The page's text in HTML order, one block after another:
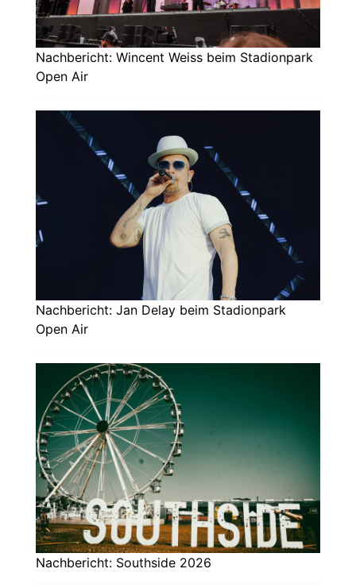
Nachbericht: Wincent Weiss beim Stadionpark
Open Air
Nachbericht: Jan Delay beim Stadionpark
Open Air
Nachbericht: Southside 2026